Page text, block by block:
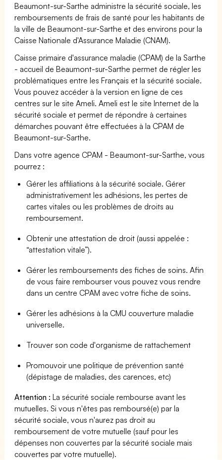
Beaumont-sur-Sarthe administre la sécurité sociale, les
remboursements de frais de santé pour les habitants de
la ville de Beaumont-sur-Sarthe et des environs pour la
Caisse Nationale d'Assurance Maladie (CNAM).
Caisse primaire d'assurance maladie (CPAM) de la Sarthe
- accueil de Beaumont-sur-Sarthe permet de régler les
problématiques entre les Français et la sécurité sociale.
Vous pouvez accéder à la version en ligne de ces
centres sur le site Ameli. Ameli est le site Internet de la
sécurité sociale et permet de répondre à certaines
démarches pouvant être effectuées à la CPAM de
Beaumont-sur-Sarthe.
Dans votre agence CPAM - Beaumont-sur-Sarthe, vous
pourrez :
Gérer les affiliations à la sécurité sociale. Gérer
administrativement les adhésions, les pertes de
cartes vitales ou les problèmes de droits au
remboursement.
Obtenir une attestation de droit (aussi appelée :
“attestation vitale”).
Gérer les remboursements des fiches de soins. Afin
de vous faire rembourser vous pouvez vous rendre
dans un centre CPAM avec votre fiche de soins.
Gérer les adhésions à la CMU couverture maladie
universelle.
Trouver son code d'organisme de rattachement
Promouvoir une politique de prévention santé
(dépistage de maladies, des carences, etc)
Attention : La sécurité sociale rembourse avant les
mutuelles. Si vous n'êtes pas remboursé(e) par la
sécurité sociale, vous n'aurez pas droit au
remboursement de votre mutuelle (sauf pour les
dépenses non couvertes par la sécurité sociale mais
couvertes par votre mutuelle).